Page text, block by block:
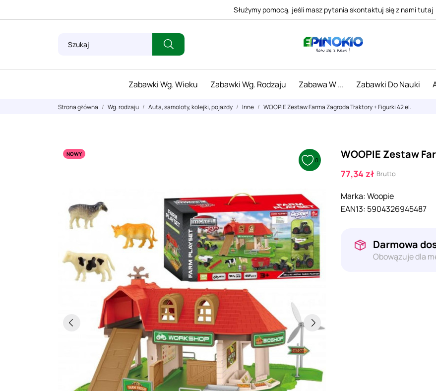
Służymy pomocą, jeśli masz pytania skontaktuj się z nami tutaj
Zabawki Wg. Wieku Zabawki Wg. Rodzaju Zabawa W ... Zabawki Do Nauki
Strona główna Wg. rodzaju Auta, samoloty, kolejki, pojazdy Inne WOOPIE Zestaw Farma Zagroda Traktory + Figurki 42 el.
NOWY
0 WOOPIE Zestaw
77,34 zł Brutto
Marka:Woopie
EAN13: 5904326945487
Darmowa
Obowązuje dla